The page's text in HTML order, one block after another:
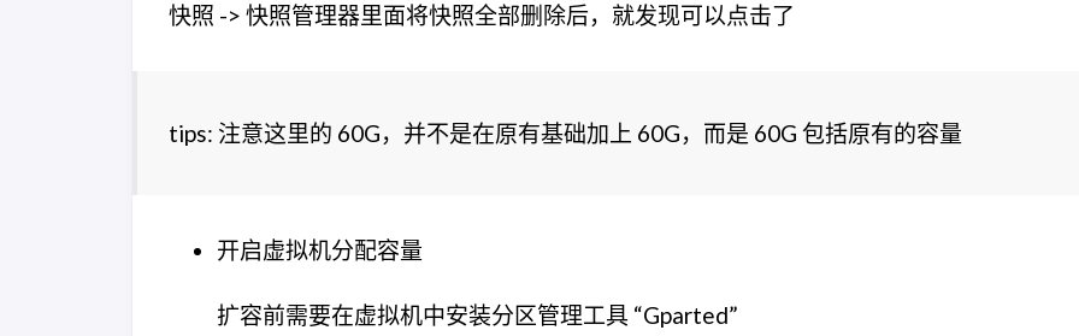
快照 -> 快照管理器里面将快照全部删除后，就发现可以点击了
tips: 注意这里的 60G，并不是在原有基础加上 60G，而是 60G 包括原有的容量
开启虚拟机分配容量
扩容前需要在虚拟机中安装分区管理工具 “Gparted”